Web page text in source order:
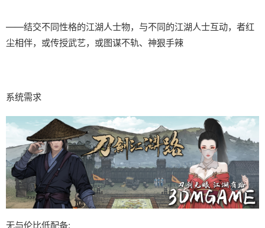
——结交不同性格的江湖人士物，与不同的江湖人士互动，者红
尘相伴，或传授武艺，或图谋不轨、神狠手辣
系统需求
无与伦比低配备: